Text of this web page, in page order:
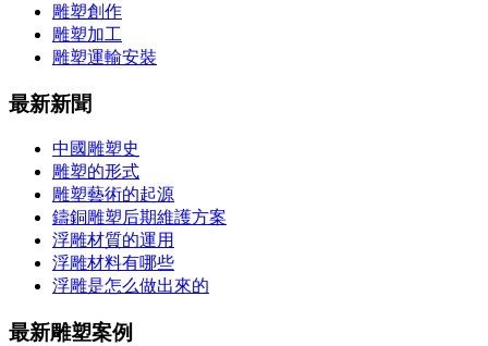
雕塑創作
雕塑加工
雕塑運輸安裝
最新新聞
中國雕塑史
雕塑的形式
雕塑藝術的起源
鑄銅雕塑后期維護方案
浮雕材質的運用
浮雕材料有哪些
浮雕是怎么做出來的
最新雕塑案例